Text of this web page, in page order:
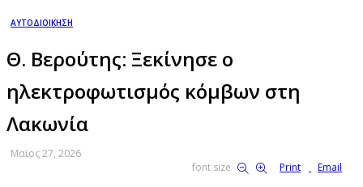
ΑΥΤΟΔΙΟΙΚΗΣΗ
Θ. Βερούτης: Ξεκίνησε ο
ηλεκτροφωτισμός κόμβων στη
Λακωνία
Μαϊος 27, 2026
font size
Print Email